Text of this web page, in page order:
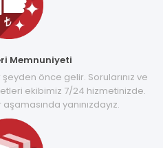
Memnuniyeti
önce gelir. Sorularınız ve
ekibimiz 7/24 hizmetinizde.
yanınızdayız.